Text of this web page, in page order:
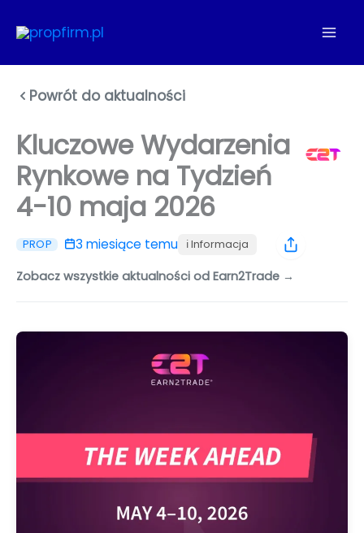
do
Powrót do aktualności
Kluczowe Wydarzenia
Rynkowe na Tydzień
4-10 maja 2026
PROP 3 miesiące temu ℹ️ Informacja
Zobacz wszystkie aktualności od Earn2Trade →